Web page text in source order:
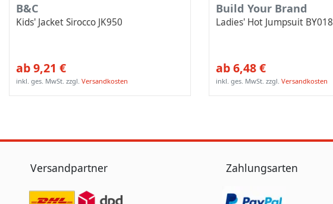
B&C
Kids' Jacket Sirocco JK950
ab 9,21 €
inkl. ges. MwSt. zzgl.Versandkosten
Build Your Brand
Ladies' Hot Jumpsuit BY018
ab 6,48 €
inkl. ges. MwSt. zzgl.Versandkosten
Versandpartner Zahlungsarten